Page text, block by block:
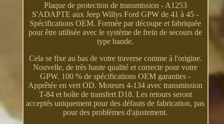
Plaque de protection de transmission - A1253
S'ADAPTE aux Jeep Willys Ford GPW de 41 à 45 -
Spécifications OEM. Formée par découpe et fabriquée
pour être utilisée avec le système de frein de secours de
type bande.
Cela se fixe au bas de votre traverse comme à l'origine.
Nouvelle, de très haute qualité et correcte pour votre
GPW. 100 % de spécifications OEM garanties -
Apprêtée en vert OD. Moteurs 4-134 avec transmission
T-84 et boîte de transfert D18. Les retours seront
acceptés uniquement pour des défauts de fabrication, pas
pour des problèmes d'ajustement.